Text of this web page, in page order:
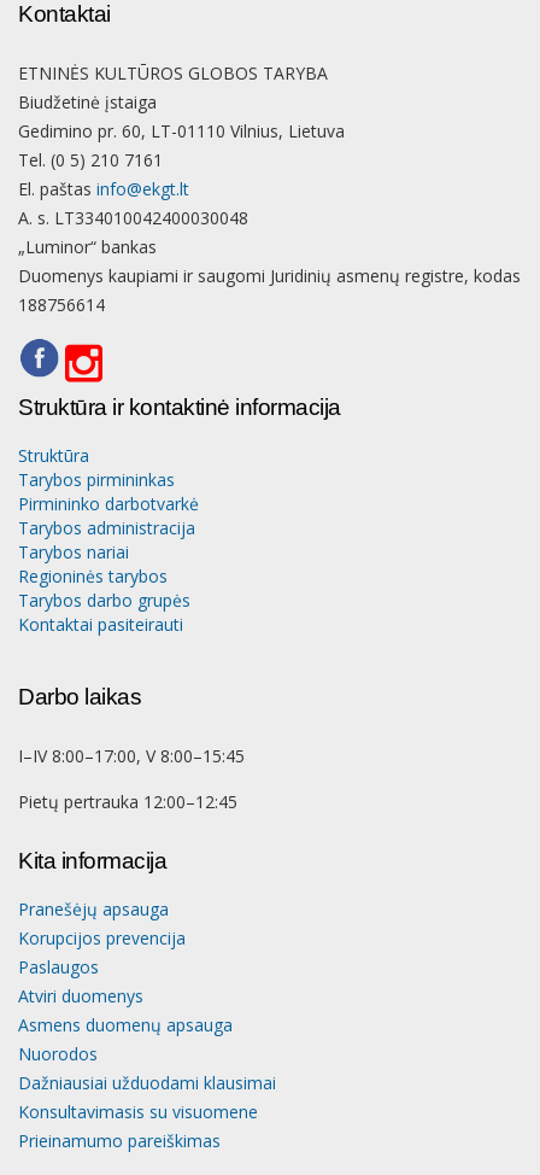
Kontaktai
ETNINĖS KULTŪROS GLOBOS TARYBA
Biudžetinė įstaiga
Gedimino pr. 60, LT-01110 Vilnius, Lietuva
Tel. (0 5) 210 7161
El. paštas info@ekgt.lt
A. s. LT334010042400030048
„Luminor“ bankas
Duomenys kaupiami ir saugomi Juridinių asmenų registre, kodas
188756614
Struktūra ir kontaktinė informacija
Struktūra
Tarybos pirmininkas
Pirmininko darbotvarkė
Tarybos administracija
Tarybos nariai
Regioninės tarybos
Tarybos darbo grupės
Kontaktai pasiteirauti
Darbo laikas
I–IV 8:00–17:00, V 8:00–15:45
Pietų pertrauka 12:00–12:45
Kita informacija
Pranešėjų apsauga
Korupcijos prevencija
Paslaugos
Atviri duomenys
Asmens duomenų apsauga
Nuorodos
Dažniausiai užduodami klausimai
Konsultavimasis su visuomene
Prieinamumo pareiškimas